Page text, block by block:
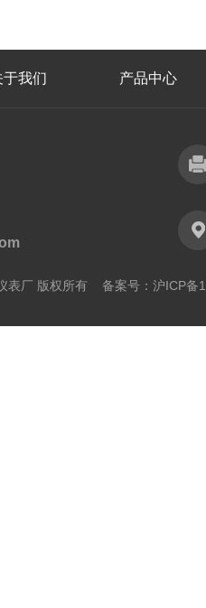
于我们 产品中心
表厂 版权所有 备案号：沪ICP备